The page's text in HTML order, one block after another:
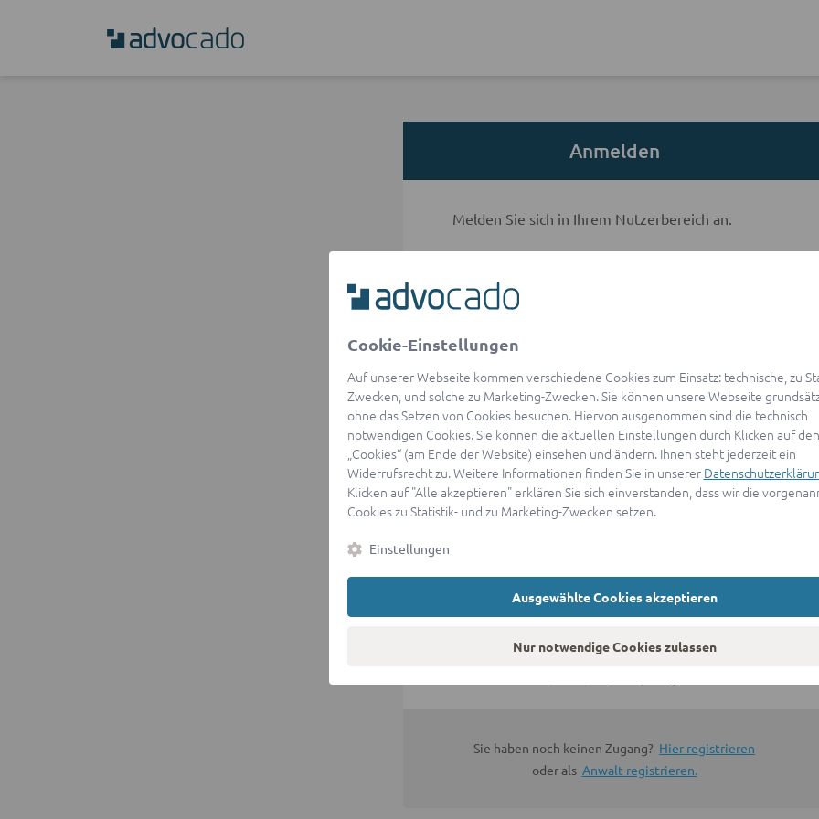
Anmelden
Melden Sie sich in Ihrem Nutzerbereich an.
E-Mail-Adresse
Passwort
Passwort vergessen?
ANMELDEN
oder
Sign in with Google
Sie haben noch keinen Zugang? Hier registrieren
oder als Anwalt registrieren.
Cookie-Einstellungen
Auf unserer Webseite kommen verschiedene Cookies zum Einsatz: technische, zu
Zwecken, und solche zu Marketing-Zwecken. Sie können unsere Webseite
ohne das Setzen von Cookies besuchen. Hiervon ausgenommen sind die technisch
notwendigen Cookies. Sie können die aktuellen Einstellungen durch Klicken auf
„Cookies“ (am Ende der Website) einsehen und ändern. Ihnen steht jederzeit ein
Widerrufsrecht zu. Weitere Informationen finden Sie in unserer
Klicken auf "Alle akzeptieren" erklären Sie sich einverstanden, dass wir die
Cookies zu Statistik- und zu Marketing-Zwecken setzen.
Einstellungen
Ausgewählte Cookies akzeptieren
Nur notwendige Cookies zulassen